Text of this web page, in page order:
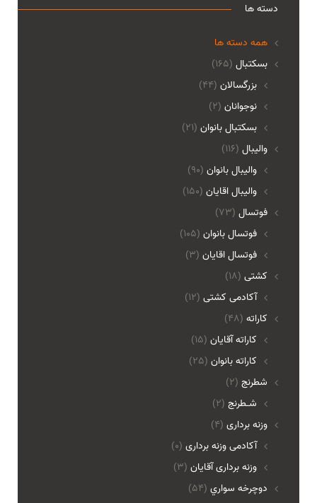
دسته ها
همه دسته ها
(165) بسکتبال
بزرگسالان (44)
نوجوانان (2)
بسکتبال بانوان (21)
(116) والیبال
واليبال بانوان (90)
واليبال اقايان (150)
(73) فوتسال
فوتسال بانوان (105)
فوتسال اقايان (3)
(18) کشتی
آکادمی کشتی (12)
(48) کاراته
کاراته آقایان (15)
کاراته بانوان (25)
(2) شطرنج
شـطرنج (2)
(4) وزنه برداری
آکادمی وزنه برداری (0)
وزنه برداری آقایان (3)
(54) دوچرخه سواري